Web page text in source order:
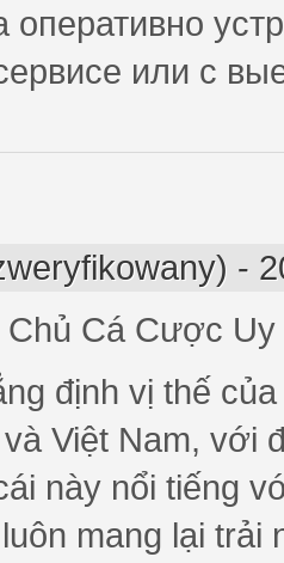
или с
-
Chủ Cá Cược
định vị thế
Việt Nam, với
này nổi tiếng
mang lại